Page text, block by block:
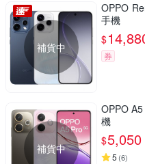
補貨中
OPPO
手機
$
券
補貨中
OPPO
機
$5,050
5 (6)